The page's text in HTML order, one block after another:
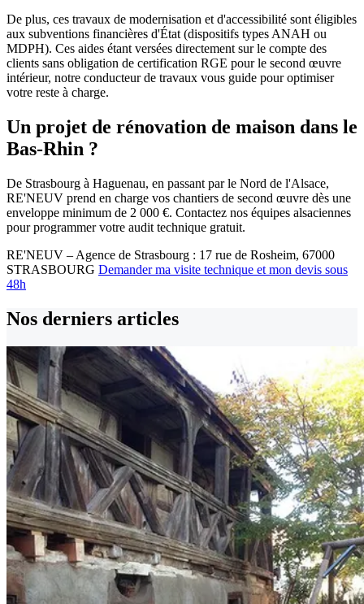
De plus, ces travaux de modernisation et d'accessibilité sont éligibles
aux subventions financières d'État (dispositifs types ANAH ou
MDPH). Ces aides étant versées directement sur le compte des
clients sans obligation de certification RGE pour le second œuvre
intérieur, notre conducteur de travaux vous guide pour optimiser
votre reste à charge.
Un projet de rénovation de maison dans le
Bas-Rhin ?
De Strasbourg à Haguenau, en passant par le Nord de l'Alsace,
RE'NEUV prend en charge vos chantiers de second œuvre dès une
enveloppe minimum de 2 000 €. Contactez nos équipes alsaciennes
pour programmer votre audit technique gratuit.
RE'NEUV – Agence de Strasbourg : 17 rue de Rosheim, 67000
STRASBOURG Demander ma visite technique et mon devis sous
48h
Nos derniers articles